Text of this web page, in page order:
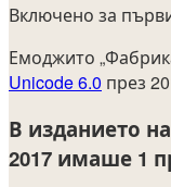
Включено за
Емоджито
Unicode 6.0 през
В изданието на
2017 имаше 1